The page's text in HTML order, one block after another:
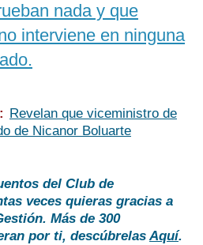
nada y que
interviene en ninguna
Revelan que viceministro de
de Nicanor Boluarte
del Club de
veces quieras gracias a
Más de 300
por ti, descúbrelasAquí.